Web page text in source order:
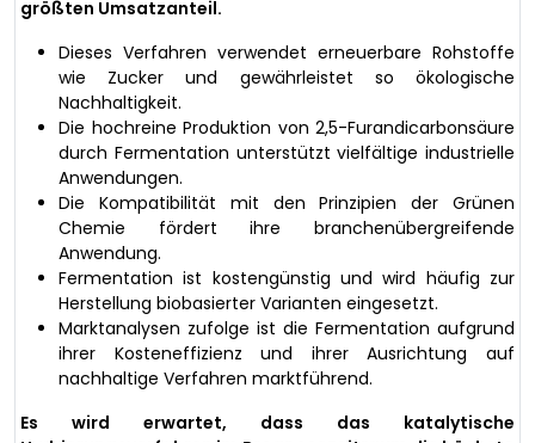
größten Umsatzanteil.
Dieses Verfahren verwendet erneuerbare Rohstoffe
wie Zucker und gewährleistet so ökologische
Nachhaltigkeit.
Die hochreine Produktion von 2,5-Furandicarbonsäure
durch Fermentation unterstützt vielfältige industrielle
Anwendungen.
Die Kompatibilität mit den Prinzipien der Grünen
Chemie fördert ihre branchenübergreifende
Anwendung.
Fermentation ist kostengünstig und wird häufig zur
Herstellung biobasierter Varianten eingesetzt.
Marktanalysen zufolge ist die Fermentation aufgrund
ihrer Kosteneffizienz und ihrer Ausrichtung auf
nachhaltige Verfahren marktführend.
Es wird erwartet, dass das katalytische